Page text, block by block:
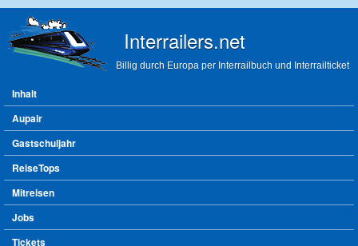
Interrailers.net
Billig durch Europa per Interrailbuch und Interrailticket
Hauptmenü
Inhalt
Aupair
Gastschuljahr
ReiseTops
Mitreisen
Jobs
Tickets